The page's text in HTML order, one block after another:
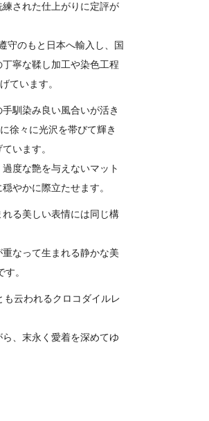
された仕上がりに定評が
守のもと日本へ輸入し、国
寧な鞣し加工や染色工程
ています。
馴染み良い風合いが活き
徐々に光沢を帯びて輝き
います。
度な艶を与えないマット
やかに際立たせます。
る美しい表情には同じ構
なって生まれる静かな美
。
云われるクロコダイルレ
、末永く愛着を深めてゆ